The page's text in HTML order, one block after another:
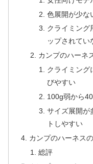
色展開が少な
クライミング
ップされてい
カンプのハーネ
クライミング
びやすい
100g弱から
サイズ展開が
トしやすい
カンプのハーネス
総評